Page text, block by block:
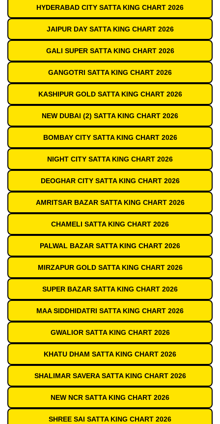
HYDERABAD CITY SATTA KING CHART 2026
JAIPUR DAY SATTA KING CHART 2026
GALI SUPER SATTA KING CHART 2026
GANGOTRI SATTA KING CHART 2026
KASHIPUR GOLD SATTA KING CHART 2026
NEW DUBAI (2) SATTA KING CHART 2026
BOMBAY CITY SATTA KING CHART 2026
NIGHT CITY SATTA KING CHART 2026
DEOGHAR CITY SATTA KING CHART 2026
AMRITSAR BAZAR SATTA KING CHART 2026
CHAMELI SATTA KING CHART 2026
PALWAL BAZAR SATTA KING CHART 2026
MIRZAPUR GOLD SATTA KING CHART 2026
SUPER BAZAR SATTA KING CHART 2026
MAA SIDDHIDATRI SATTA KING CHART 2026
GWALIOR SATTA KING CHART 2026
KHATU DHAM SATTA KING CHART 2026
SHALIMAR SAVERA SATTA KING CHART 2026
NEW NCR SATTA KING CHART 2026
SHREE SAI SATTA KING CHART 2026